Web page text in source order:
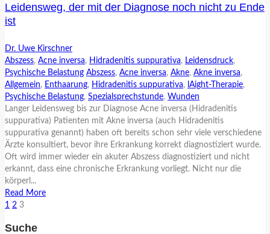
Leidensweg, der mit der Diagnose noch nicht zu Ende
ist
Dr. Uwe Kirschner
Abszess, Acne inversa, Hidradenitis suppurativa, Leidensdruck,
Psychische Belastung Abszess, Acne inversa, Akne, Akne inversa,
Allgemein, Enthaarung, Hidradenitis suppurativa, lAight-Therapie,
Psychische Belastung, Spezialsprechstunde, Wunden
Langer Leidensweg bis zur Diagnose Acne inversa (Hidradenitis
suppurativa) Patienten mit Akne inversa (auch Hidradenitis
suppurativa genannt) haben oft bereits schon sehr viele verschiedene
Ärzte konsultiert, bevor ihre Erkrankung korrekt diagnostiziert wurde.
Oft wird immer wieder ein akuter Abszess diagnostiziert und nicht
erkannt, dass eine chronische Erkrankung vorliegt. Nicht nur die
körperl...
Read More
1
2 3
Suche